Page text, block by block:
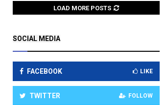
LOAD MORE POSTS
SOCIAL MEDIA
FACEBOOK LIKE
TWITTER FOLLOW